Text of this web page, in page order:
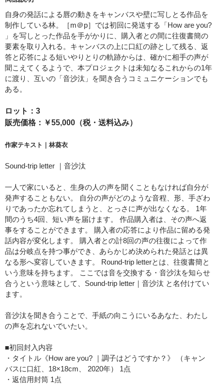
自身の発話による唇の動きをキャンバスや壁に写しとる作品を
制作している林。［m＠p］では初回に発送する「How are you?
」を写しとった作品を手がかりに、購入者との間に往復書簡の
要素を取り入れる。キャンバスの上に口紅の跡として残る、返
答と応答による短いやりとりの軌跡からは、確かに相手の声が
聞こえてくるようで、本プロジェクトは未知なるこれからの1年
に渡り、互いの「音沙汰」を聞き合うコミュニケーションでも
ある。
ロット：3
販売価格：￥55,000（税・送料込み）
作家テキスト｜ 林葵衣
Sound-trip letter ｜音沙汰
一人で家にいると、生身の人の声を聞くこともなければ自分が
発声することもない。 自分の声がどのような音程、形、手ざわ
りであったか忘れてしまうと、とっさに声が出なくなる。 1年
間のうち4回、短い声を届けます。 作品購入者は、その声へ返
事をすることができます。 購入者の応答により作品に留める発
話内容が変化します。 購入者との計8回の声の往復によって作
品は分岐点を持つ事ができ、あらかじめ決められた発話とは異
なる形へ変容していきます。 Round-trip letterとは、往復書簡と
いう意味を持ちます。 ここでは音を交換する・音沙汰を知らせ
合うという意味として、Sound-trip letter｜音沙汰 と名付けてい
ます。
音沙汰を聞き合うことで、手紙の向こうにいるあなた、わたし
の声を忘れないでいたい。
■初回封入内容
・タイトル《How are you? ｜調子はどうですか？》 （キャン
バスに口紅、18×18cm、 2020年） 1点
・返信用封筒 1点